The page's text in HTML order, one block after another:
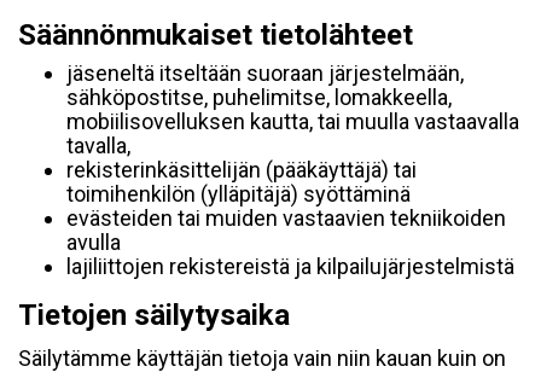
Säännönmukaiset tietolähteet
jäseneltä itseltään suoraan järjestelmään,
sähköpostitse, puhelimitse, lomakkeella,
mobiilisovelluksen kautta, tai muulla vastaavalla
tavalla,
rekisterinkäsittelijän (pääkäyttäjä) tai
toimihenkilön (ylläpitäjä) syöttäminä
evästeiden tai muiden vastaavien tekniikoiden
avulla
lajiliittojen rekistereistä ja kilpailujärjestelmistä
Tietojen säilytysaika
Säilytämme käyttäjän tietoja vain niin kauan kuin on